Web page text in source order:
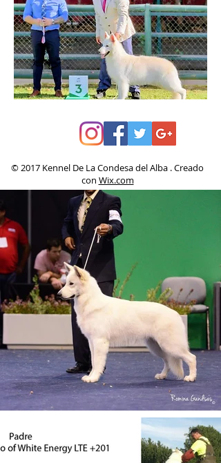
© 2017 Kennel De La Condesa del Alba . Creado
con Wix.com